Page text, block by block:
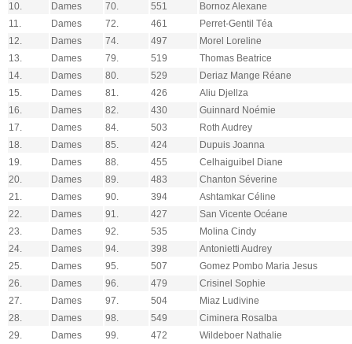
10.
Dames 70. 551
Bornoz Alexane
11.
Dames 72. 461
Perret-Gentil Téa
12.
Dames 74. 497
Morel Loreline
13.
Dames 79. 519
Thomas Beatrice
14.
Dames 80. 529
Deriaz Mange Réane
15.
Dames 81. 426
Aliu Djellza
16.
Dames 82. 430
Guinnard Noémie
17.
Dames 84. 503
Roth Audrey
18.
Dames 85. 424
Dupuis Joanna
19.
Dames 88. 455
Celhaiguibel Diane
20.
Dames 89. 483
Chanton Séverine
21.
Dames 90. 394
Ashtamkar Céline
22.
Dames 91. 427
San Vicente Océane
23.
Dames 92. 535
Molina Cindy
24.
Dames 94. 398
Antonietti Audrey
25.
Dames 95. 507
Gomez Pombo Maria Jesus
26.
Dames 96. 479
Crisinel Sophie
27.
Dames 97. 504
Miaz Ludivine
28.
Dames 98. 549
Ciminera Rosalba
29.
Dames 99. 472 Wildeboer Nathalie